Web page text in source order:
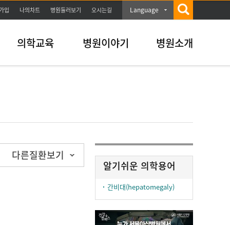
입 나의차트 병원둘러보기 오시는길 Language
의학교육 병원이야기 병원소개
다른질환보기
알기쉬운 의학용어
간비대(hepatomegaly)